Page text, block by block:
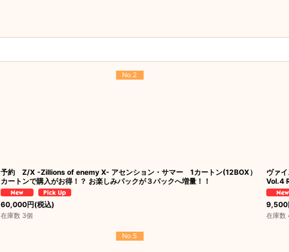
No.2
予約 Z/X -Zillions of enemy X- アセンション・サマー 1カートン(12BOX）
カートンで購入がお得！？ お楽しみパックが３パックへ増量！！
60,000円(税込)
在庫数 3個
ヴァ
Vol.4
9,500
在庫数
No.5